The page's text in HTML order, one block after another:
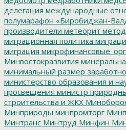
делегация международные
полумарафон «Биробиджан-
производители метеорит
миграционная политика
миграция
Минвостокразвития
минимальный размер
министерство образования и
просвещения министр
строительства и ЖКХ
Минприроды минпромторг
Минтранс Минтруд Минфин